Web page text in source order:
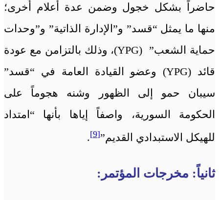
حاضراً بشكل خجول وضمن عدة أعلام أخرى؛
منها ما يمثل “قسد” و”الإدارة الذاتية” و”وحدات
حماية الشعب” (YPG)، وذلك بالتزامن مع عودة
قائد (YPG) وعضو القيادة العامة في “قسد”
سيبان حمو إلى الظهور وشنه هجوماً على
الحكومة السورية، واصفاً إياها بأنها “امتداد
للهيكل الاستبدادي القديم”[9]
.
ثانياً: مخرجات المؤتمر: